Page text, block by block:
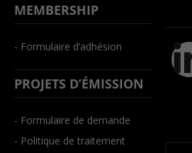
MEMBERSHIP
- Formulaire d’adhésion
PROJETS D’ÉMISSION
- Formulaire de demande
- Politique de traitement